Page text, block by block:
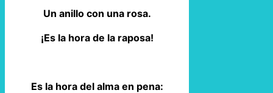
Un anillo con una rosa.
¡Es la hora de la raposa!
Es la hora del alma en pena: